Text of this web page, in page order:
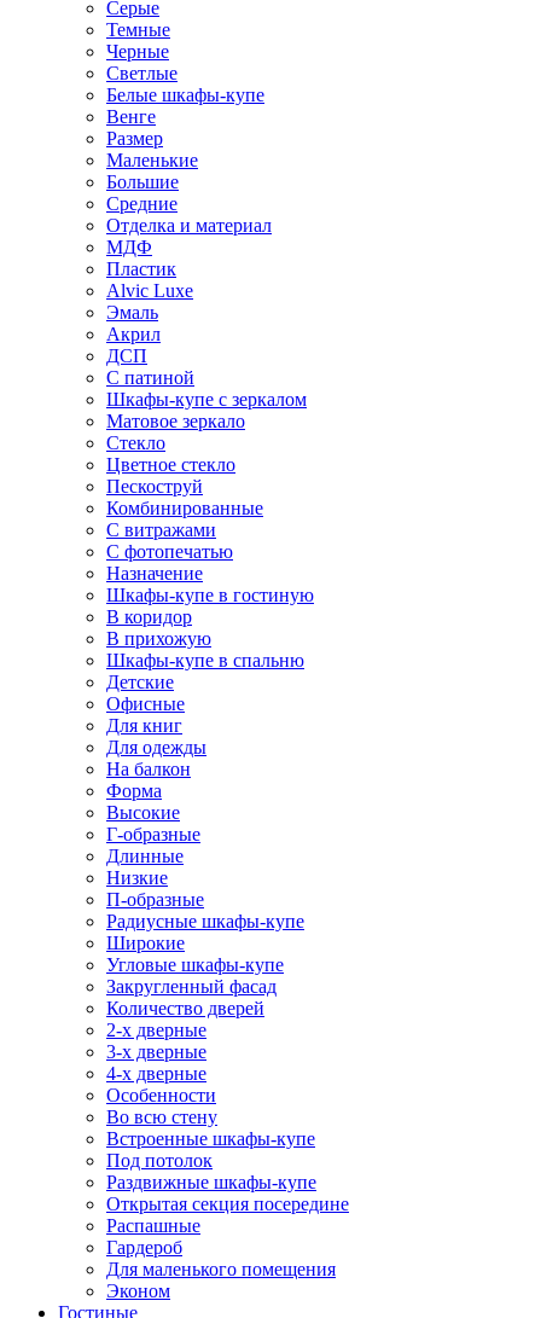
Серые
Темные
Черные
Светлые
Белые шкафы-купе
Венге
Размер
Маленькие
Большие
Средние
Отделка и материал
МДФ
Пластик
Alvic Luxe
Эмаль
Акрил
ДСП
С патиной
Шкафы-купе с зеркалом
Матовое зеркало
Стекло
Цветное стекло
Пескоструй
Комбинированные
С витражами
С фотопечатью
Назначение
Шкафы-купе в гостиную
В коридор
В прихожую
Шкафы-купе в спальню
Детские
Офисные
Для книг
Для одежды
На балкон
Форма
Высокие
Г-образные
Длинные
Низкие
П-образные
Радиусные шкафы-купе
Широкие
Угловые шкафы-купе
Закругленный фасад
Количество дверей
2-х дверные
3-х дверные
4-х дверные
Особенности
Во всю стену
Встроенные шкафы-купе
Под потолок
Раздвижные шкафы-купе
Открытая секция посередине
Распашные
Гардероб
Для маленького помещения
Эконом
Гостиные